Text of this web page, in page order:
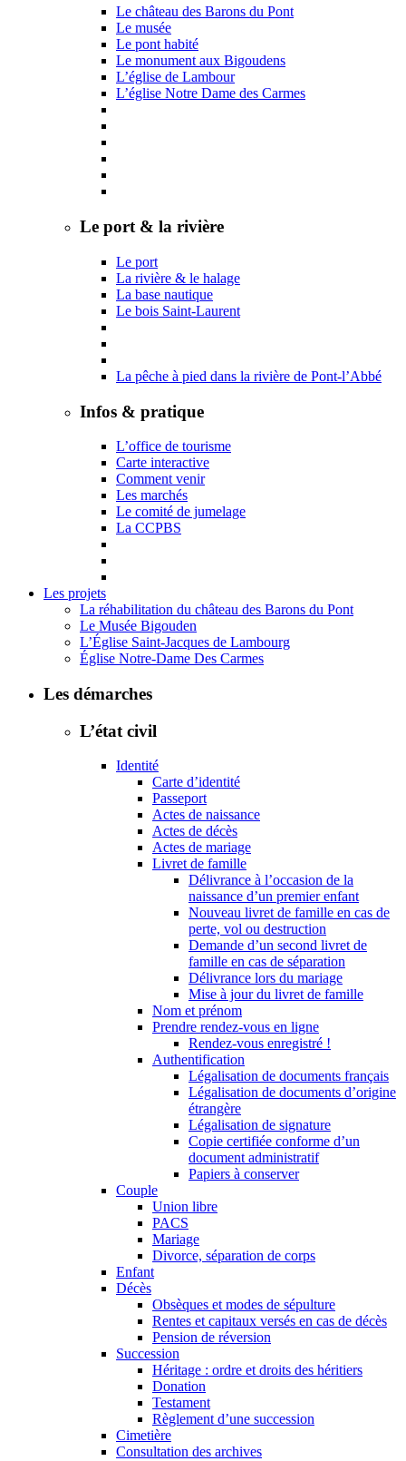
Le château des Barons du Pont
Le musée
Le pont habité
Le monument aux Bigoudens
L’église de Lambour
L’église Notre Dame des Carmes
Le port & la rivière
Le port
La rivière & le halage
La base nautique
Le bois Saint-Laurent
La pêche à pied dans la rivière de Pont-l’Abbé
Infos & pratique
L’office de tourisme
Carte interactive
Comment venir
Les marchés
Le comité de jumelage
La CCPBS
Les projets
La réhabilitation du château des Barons du Pont
Le Musée Bigouden
L’Église Saint-Jacques de Lambourg
Église Notre-Dame Des Carmes
Les démarches
L’état civil
Identité
Carte d’identité
Passeport
Actes de naissance
Actes de décès
Actes de mariage
Livret de famille
Délivrance à l’occasion de la
naissance d’un premier enfant
Nouveau livret de famille en cas de
perte, vol ou destruction
Demande d’un second livret de
famille en cas de séparation
Délivrance lors du mariage
Mise à jour du livret de famille
Nom et prénom
Prendre rendez-vous en ligne
Rendez-vous enregistré !
Authentification
Légalisation de documents français
Légalisation de documents d’origine
étrangère
Légalisation de signature
Copie certifiée conforme d’un
document administratif
Papiers à conserver
Couple
Union libre
PACS
Mariage
Divorce, séparation de corps
Enfant
Décès
Obsèques et modes de sépulture
Rentes et capitaux versés en cas de décès
Pension de réversion
Succession
Héritage : ordre et droits des héritiers
Donation
Testament
Règlement d’une succession
Cimetière
Consultation des archives